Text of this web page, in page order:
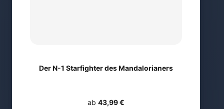
Der N-1 Starfighter des Mandalorianers
ab 43,99 €